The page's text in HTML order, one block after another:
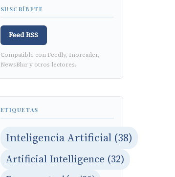
SUSCRÍBETE
Feed RSS
Compatible con Feedly, Inoreader,
NewsBlur y otros lectores.
ETIQUETAS
Inteligencia Artificial (38)
Artificial Intelligence (32)